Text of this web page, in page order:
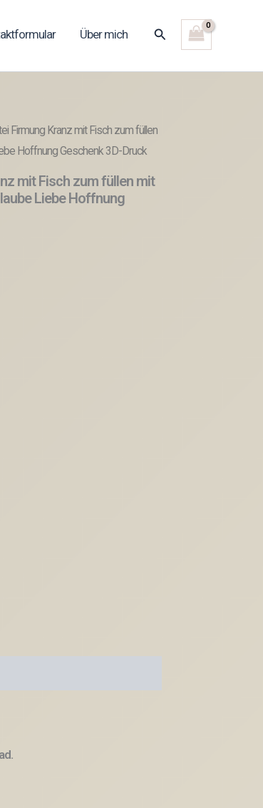
Über mich Suchen
Firmung Kranz mit Fisch zum füllen
Hoffnung Geschenk 3D-Druck
mit Fisch zum füllen mit
Liebe Hoffnung